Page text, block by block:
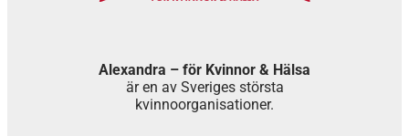
Alexandra – för Kvinnor & Hälsa
är en av Sveriges största
kvinnoorganisationer.